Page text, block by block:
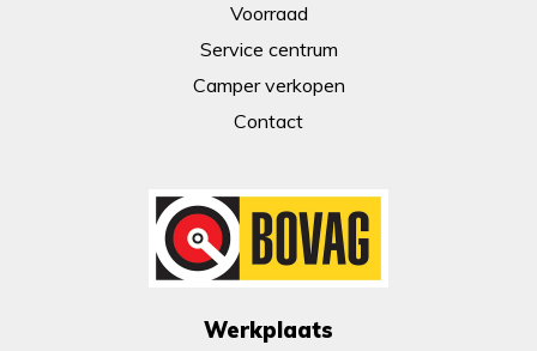
Voorraad
Service centrum
Camper verkopen
Contact
Werkplaats